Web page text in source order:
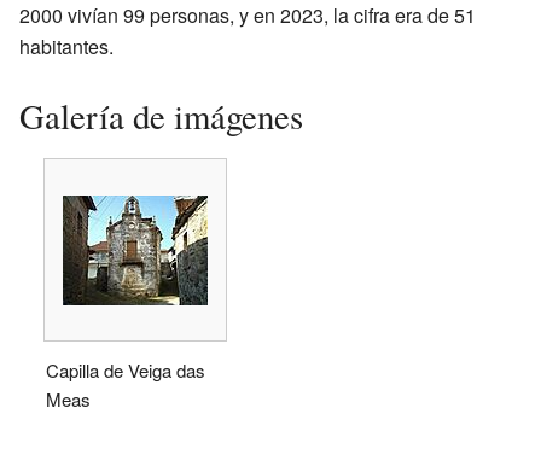
2000 vivían 99 personas, y en 2023, la cifra era de 51
habitantes.
Galería de imágenes
Capilla de Veiga das
Meas